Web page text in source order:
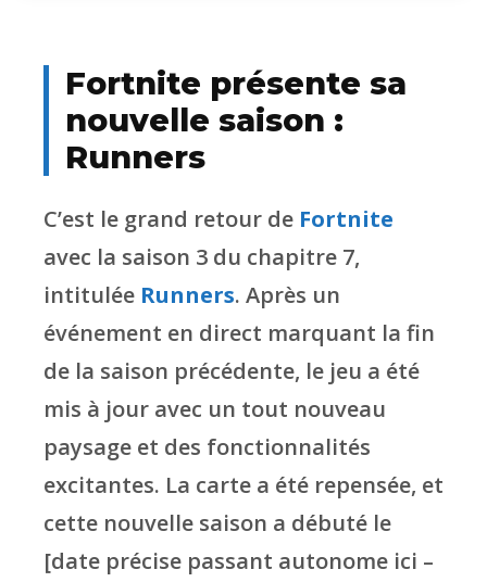
Fortnite présente sa
nouvelle saison :
Runners
C’est le grand retour de Fortnite
avec la saison 3 du chapitre 7,
intitulée Runners. Après un
événement en direct marquant la fin
de la saison précédente, le jeu a été
mis à jour avec un tout nouveau
paysage et des fonctionnalités
excitantes. La carte a été repensée, et
cette nouvelle saison a débuté le
[date précise passant autonome ici –